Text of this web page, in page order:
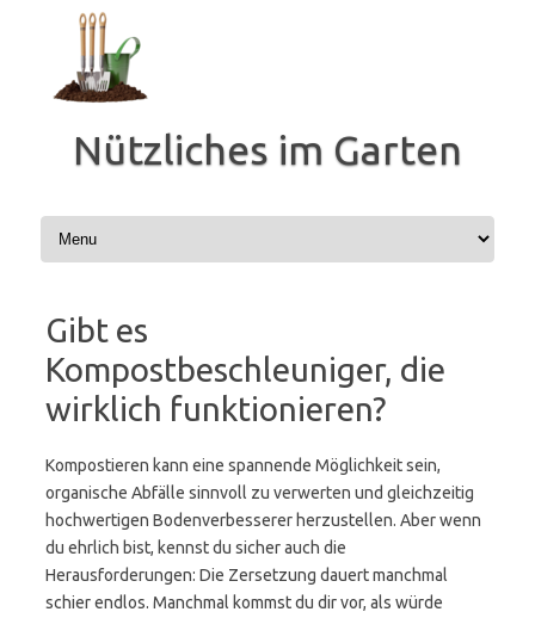
springen
Nützliches im Garten
Gibt es
Kompostbeschleuniger, die
wirklich funktionieren?
Kompostieren kann eine spannende Möglichkeit sein,
organische Abfälle sinnvoll zu verwerten und gleichzeitig
hochwertigen Bodenverbesserer herzustellen. Aber wenn
du ehrlich bist, kennst du sicher auch die
Herausforderungen: Die Zersetzung dauert manchmal
schier endlos. Manchmal kommst du dir vor, als würde